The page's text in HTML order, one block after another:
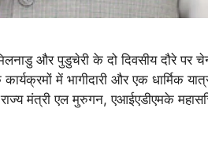
और पुडुचेरी के दो दिवसीय दौरे पर
में भागीदारी और एक धार्मिक
मंत्री एल मुरुगन, एआईएडीएमके